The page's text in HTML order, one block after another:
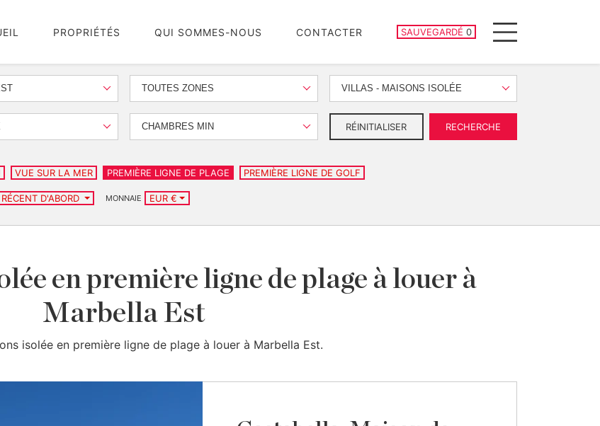
PROPRIÉTÉS QUI SOMMES-NOUS CONTACTER SAUVEGARDÉ 0
PROPRIÉTÉS SAUVEGARDÉES
Menu
TOUTES ZONES VILLAS - MAISONS ISOLÉE
CHAMBRES MIN RÉINITIALISER RECHERCHE
VUE SUR LA MER PREMIÈRE LIGNE DE PLAGE PREMIÈRE LIGNE DE GOLF
D'ABORD MONNAIE EUR €
en première ligne de plage à louer à
Marbella Est
isolée en première ligne de plage à louer à Marbella Est.